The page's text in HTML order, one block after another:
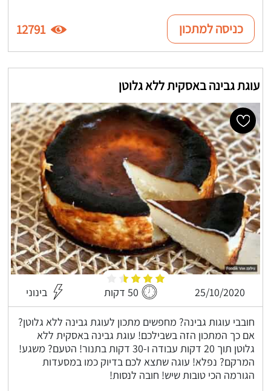
כניסה למתכון 12791
עוגת גבינה באסקית ללא גלוטן
25/10/2020 50 דקות בינוני
חובבי עוגות גבינה? מחפשים מתכון לעוגת גבינה ללא גלוטן?
אם כך המתכון הזה בשבילכם! עוגת גבינה באסקית ללא
גלוטן תוך 20 דקות עבודה ו-30 דקות בתנור! הטעם? משגע!
המרקם? נפלא! עוגה שתצא לכם בדיוק כמו במסעדות
הגורמה הכי טובות שיש! חובה לנסות!